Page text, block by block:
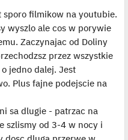
sporo filmikow na youtubie.
wyszlo ale cos w porywie
Zaczynajac od Doliny
przez wszystkie
jedno dalej. Jest
Plus fajne podejscie na
sa dlugie - patrzac na
szlismy od 3-4 w nocy i